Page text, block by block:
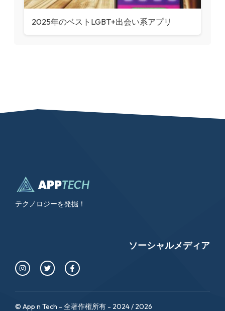
2025年のベストLGBT+出会い系アプリ
テクノロジーを発掘！
ソーシャルメディア
© App n Tech - 全著作権所有 - 2024 / 2026